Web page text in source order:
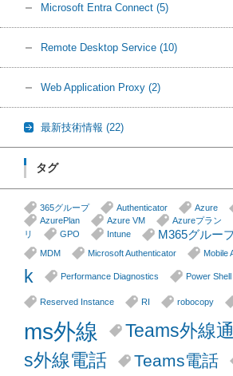
Microsoft Entra Connect (5)
Remote Desktop Service (10)
Web Application Proxy (2)
最新技術情報 (22)
タグ
365グループ Authenticator Azure
AzurePlan
Azure VM Azureプラン
リ
GPO Intune M365グルー
MDM
Microsoft Authenticator Mobile
k
Performance Diagnostics Power Shell
Reserved Instance RI robocopy
ms外線
Teams外線
s外線電話
Teams電話